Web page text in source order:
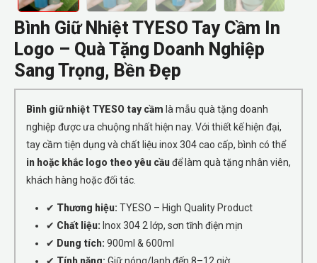
Bình Giữ Nhiệt TYESO Tay Cầm In
Logo – Quà Tặng Doanh Nghiệp
Sang Trọng, Bền Đẹp
Bình giữ nhiệt TYESO tay cầm là mẫu quà tặng doanh
nghiệp được ưa chuộng nhất hiện nay. Với thiết kế hiện đại,
tay cầm tiện dụng và chất liệu inox 304 cao cấp, bình có thể
in hoặc khắc logo theo yêu cầuđể làm quà tặng nhân viên,
khách hàng hoặc đối tác.
✔ Thương hiệu: TYESO – High Quality Product
✔ Chất liệu: Inox 304 2 lớp, sơn tĩnh điện mịn
✔ Dung tích: 900ml & 600ml
✔ Tính năng: Giữ nóng/lạnh đến 8–12 giờ